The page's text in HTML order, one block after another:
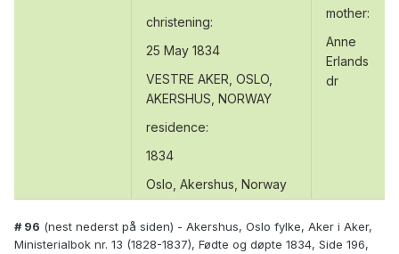
christening:
25 May 1834
VESTRE AKER, OSLO,
AKERSHUS, NORWAY
residence:
1834
Oslo, Akershus, Norway
mother:
Anne
Erlands
dr
# 96 (nest nederst på siden) - Akershus, Oslo fylke, Aker i Aker,
Ministerialbok nr. 13 (1828-1837), Fødte og døpte 1834, Side 196,